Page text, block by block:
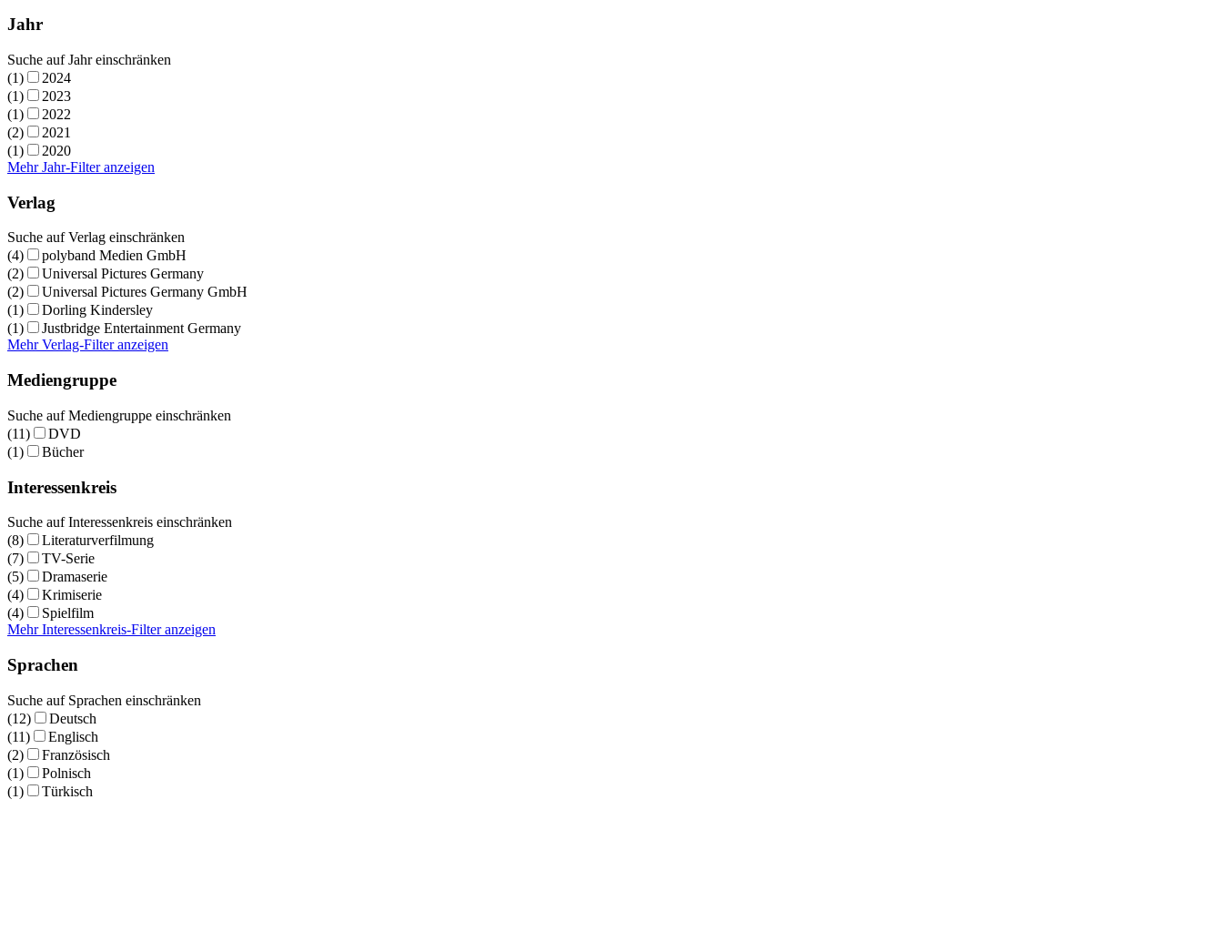
Jahr
Suche auf Jahr einschränken
(1)
2024
(1)
2023
(1)
2022
(2)
2021
(1)
2020
Mehr Jahr-Filter anzeigen
Verlag
Suche auf Verlag einschränken
(4)
polyband Medien GmbH
(2)
Universal Pictures Germany
(2)
Universal Pictures Germany GmbH
(1)
Dorling Kindersley
(1)
Justbridge Entertainment Germany
Mehr Verlag-Filter anzeigen
Mediengruppe
Suche auf Mediengruppe einschränken
(11)
DVD
(1)
Bücher
Interessenkreis
Suche auf Interessenkreis einschränken
(8)
Literaturverfilmung
(7)
TV-Serie
(5)
Dramaserie
(4)
Krimiserie
(4)
Spielfilm
Mehr Interessenkreis-Filter anzeigen
Sprachen
Suche auf Sprachen einschränken
(12)
Deutsch
(11)
Englisch
(2)
Französisch
(1)
Polnisch
(1)
Türkisch